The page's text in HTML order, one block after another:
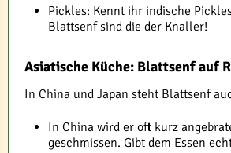
Pickles: Kennt ihr indische
Blattsenf sind die der Knaller!
Asiatische Küche: Blattsenf auf
In China und Japan steht Blattsenf
In China wird er oft kurz
geschmissen. Gibt dem Essen